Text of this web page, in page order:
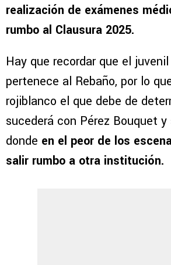
realización de exámenes
rumbo al Clausura 2025.
Hay que recordar que el
pertenece al Rebaño, por lo
rojiblanco el que debe de
sucederá con Pérez Bouquet
donde en el peor de los
salir rumbo a otra institución.